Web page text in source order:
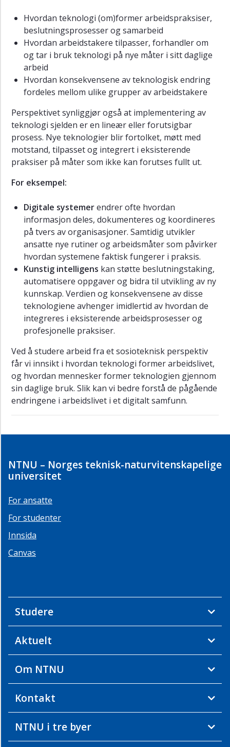
2026-
2035
Hvordan teknologi (om)former arbeidspraksiser,
beslutningsprosesser og samarbeid
Hvordan arbeidstakere tilpasser, forhandler om
og tar i bruk teknologi på nye måter i sitt daglige
arbeid
Hvordan konsekvensene av teknologisk endring
fordeles mellom ulike grupper av arbeidstakere
Perspektivet synliggjør også at implementering av
teknologi sjelden er en lineær eller forutsigbar
prosess. Nye teknologier blir fortolket, møtt med
motstand, tilpasset og integrert i eksisterende
praksiser på måter som ikke kan forutses fullt ut.
For eksempel:
Digitale systemerendrer ofte hvordan
informasjon deles, dokumenteres og koordineres
på tvers av organisasjoner. Samtidig utvikler
ansatte nye rutiner og arbeidsmåter som påvirker
hvordan systemene faktisk fungerer i praksis.
Kunstig intelligens kan støtte beslutningstaking,
automatisere oppgaver og bidra til utvikling av ny
kunnskap. Verdien og konsekvensene av disse
teknologiene avhenger imidlertid av hvordan de
integreres i eksisterende arbeidsprosesser og
profesjonelle praksiser.
Ved å studere arbeid fra et sosioteknisk perspektiv
får vi innsikt i hvordan teknologi former arbeidslivet,
og hvordan mennesker former teknologien gjennom
sin daglige bruk. Slik kan vi bedre forstå de pågående
endringene i arbeidslivet i et digitalt samfunn.
NTNU – Norges teknisk-naturvitenskapelige
universitet
For ansatte
For studenter
Innsida
Canvas
Studere
Aktuelt
Om NTNU
Kontakt
NTNU i tre byer